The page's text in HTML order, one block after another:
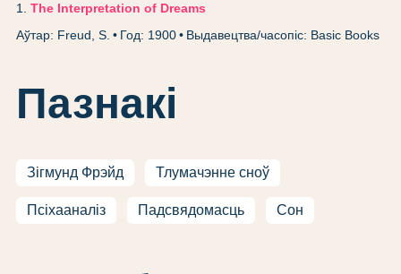
1. The Interpretation of Dreams
Аўтар: Freud, S.
Год: 1900 Выдавецтва/часопіс: Basic Books
Пазнакі
Зігмунд Фрэйд Тлумачэнне сноў
Псіхааналіз Падсвядомасць Сон